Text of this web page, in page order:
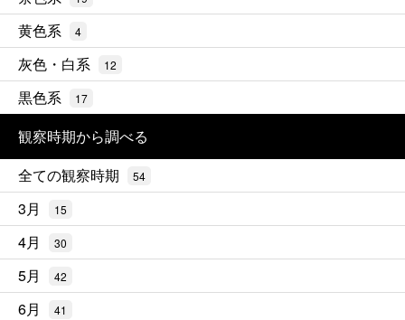
黄色系 4
灰色・白系 12
黒色系 17
観察時期から調べる
全ての観察時期
54
3月 15
4月 30
5月 42
6月 41